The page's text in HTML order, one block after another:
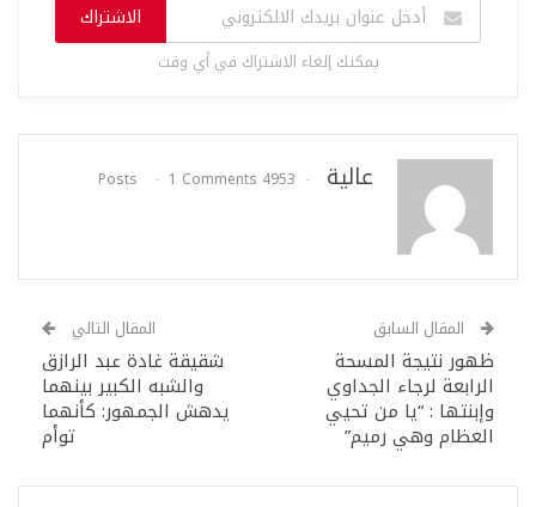
الاشتراك
يمكنك إلغاء الاشتراك في أي وقت
عالية 4953 Posts
1 Comments
المقال السابق
ظهور نتيجة المسحة
الرابعة لرجاء الجداوي
وإبنتها : “يا من تحيي
العظام وهي رميم”
المقال التالي
شقيقة غادة عبد الرازق
والشبه الكبير بينهما
يدهش الجمهور: كأنهما
توأم